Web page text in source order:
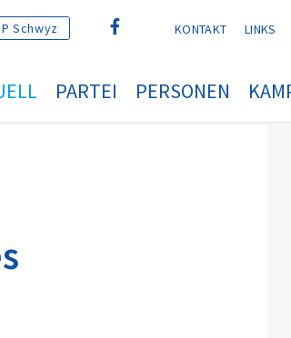
Schwyz KONTAKT LINKS
PARTEI PERSONEN